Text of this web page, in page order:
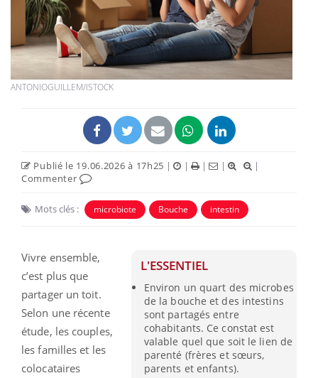
ANTONIOGUILLEM/ISTOCK
Publié le 19.06.2026 à 17h25 | | | |
|
Commenter
Mots clés : microbiote Bouche intestin
L'ESSENTIEL
Environ un quart des microbes
de la bouche et des intestins
sont partagés entre
cohabitants. Ce constat est
valable quel que soit le lien de
parenté (frères et sœurs,
parents et enfants).
Vivre ensemble,
c’est plus que
partager un toit.
Selon une récente
étude, les couples,
les familles et les
colocataires